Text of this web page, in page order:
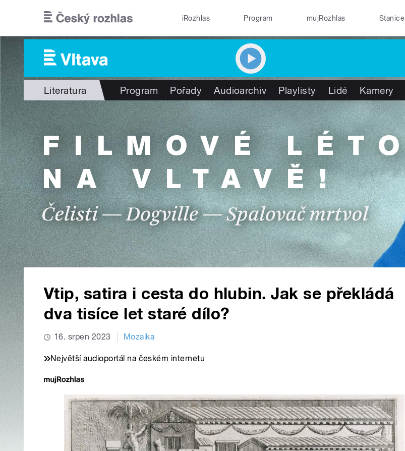
iRozhlas Program mujRozhlas Stanice
Literatura Program Pořady Audioarchiv Playlisty Lidé Kamery
Vtip, satira i cesta do hlubin. Jak se překládá
dva tisíce let staré dílo?
16. srpen 2023 Mozaika
Největší audioportál na českém internetu